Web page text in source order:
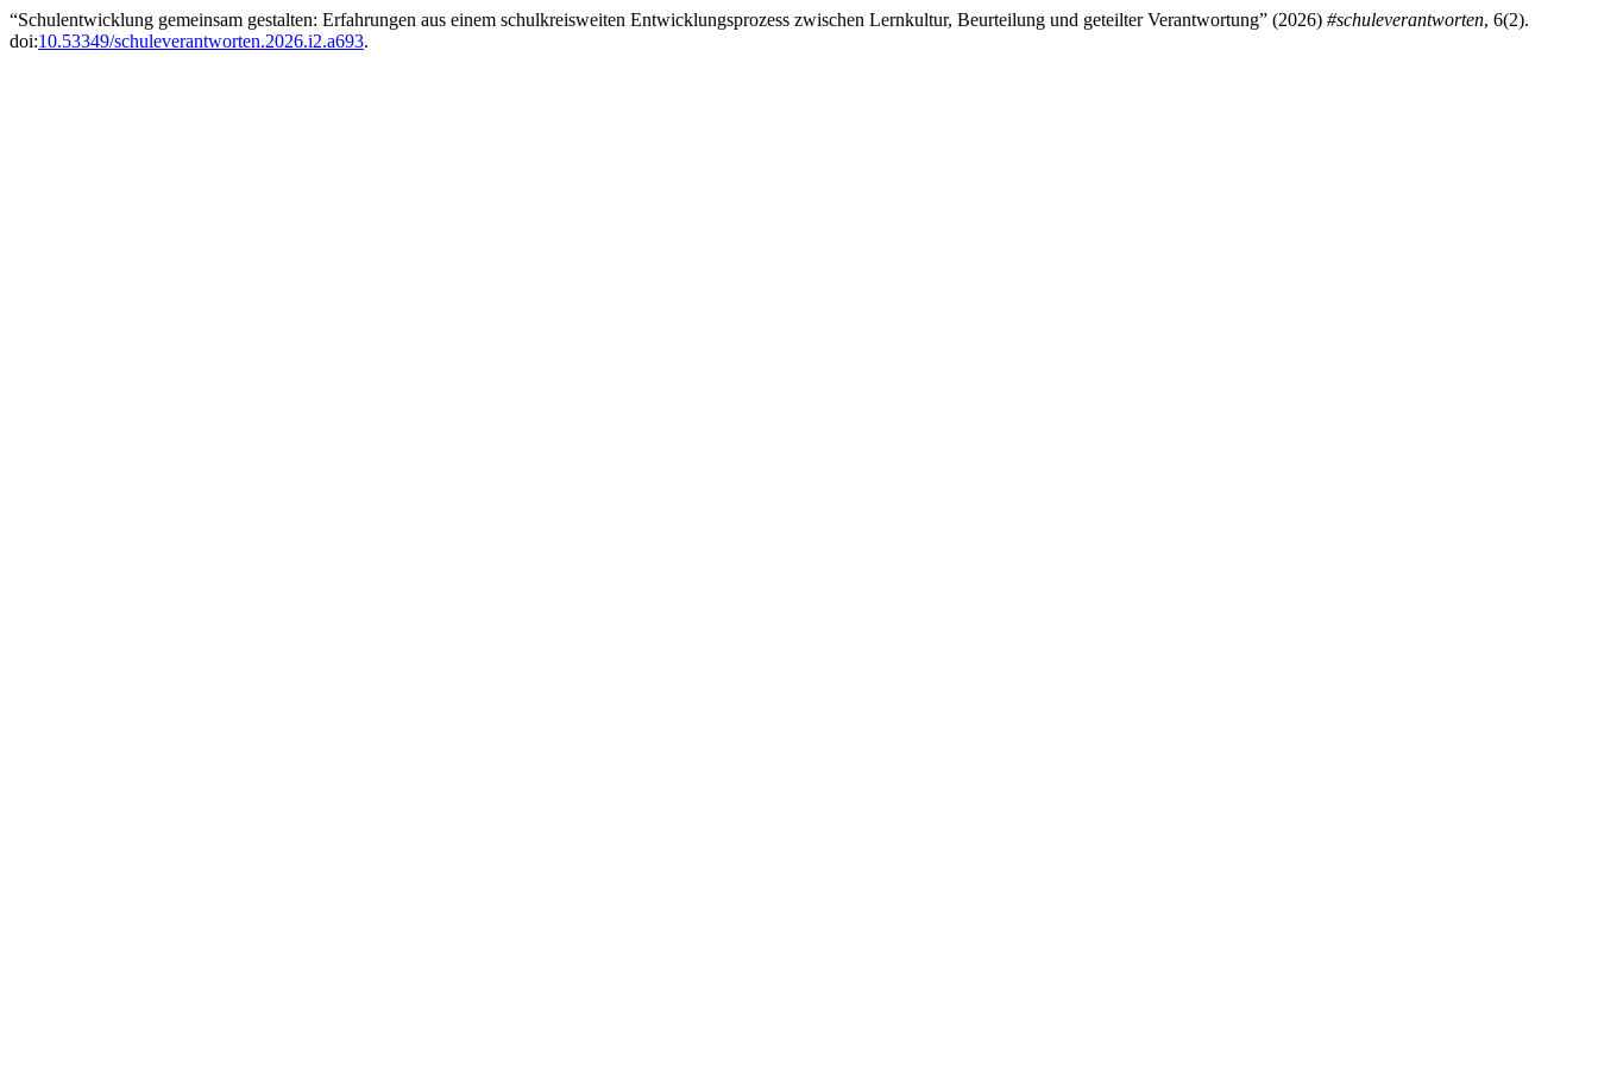
“Schulentwicklung gemeinsam gestalten: Erfahrungen aus einem schulkreisweiten Entwicklungsprozess zwischen Lernkultur, Beurteilung und geteilter Verantwortung” (2026) #schuleverantworten, 6(2).
doi:10.53349/schuleverantworten.2026.i2.a693.